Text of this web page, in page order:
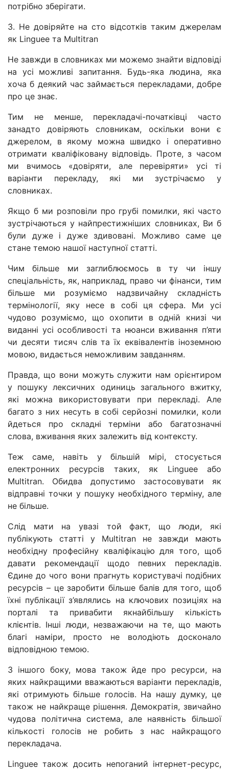
потрібно зберігати.
3. Не довіряйте на сто відсотків таким джерелам
як Linguee та Multitran
Не завжди в словниках ми можемо знайти відповіді
на усі можливі запитання. Будь-яка людина, яка
хоча б деякий час займається перекладами, добре
про це знає.
Тим не менше, перекладачі-початківці часто
занадто довіряють словникам, оскільки вони є
джерелом, в якому можна швидко і оперативно
отримати кваліфіковану відповідь. Проте, з часом
ми вчимось «довіряти, але перевіряти» усі ті
варіанти перекладу, які ми зустрічаємо у
словниках.
Якщо б ми розповіли про грубі помилки, які часто
зустрічаються у найпрестижніших словниках, Ви б
були дуже і дуже здивовані. Можливо саме це
стане темою нашої наступної статті.
Чим більше ми заглиблюємось в ту чи іншу
спеціальність, як, наприклад, право чи фінанси, тим
більше ми розуміємо надзвичайну складність
термінології, яку несе в собі ця сфера. Ми усі
чудово розуміємо, що охопити в одній книзі чи
виданні усі особливості та нюанси вживання п’яти
чи десяти тисяч слів та їх еквівалентів іноземною
мовою, видається неможливим завданням.
Правда, що вони можуть служити нам орієнтиром
у пошуку лексичних одиниць загального вжитку,
які можна використовувати при перекладі. Але
багато з них несуть в собі серйозні помилки, коли
йдеться про складні терміни або багатозначні
слова, вживання яких залежить від контексту.
Теж саме, навіть у більшій мірі, стосується
електронних ресурсів таких, як Linguee або
Multitran. Обидва допустимо застосовувати як
відправні точки у пошуку необхідного терміну, але
не більше.
Слід мати на увазі той факт, що люди, які
публікують статті у Multitran не завжди мають
необхідну професійну кваліфікацію для того, щоб
давати рекомендації щодо певних перекладів.
Єдине до чого вони прагнуть користувачі подібних
ресурсів – це заробити більше балів для того, щоб
їхні публікації з’являлись на ключових позиціях на
порталі та привабити якнайбільшу кількість
клієнтів. Інші люди, незважаючи на те, що мають
благі наміри, просто не володіють досконало
відповідною темою.
З іншого боку, мова також йде про ресурси, на
яких найкращими вважаються варіанти перекладів,
які отримують більше голосів. На нашу думку, це
також не найкраще рішення. Демократія, звичайно
чудова політична система, але наявність більшої
кількості голосів не робить з нас найкращого
перекладача.
Linguee також досить непоганий інтернет-ресурс,